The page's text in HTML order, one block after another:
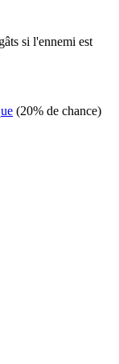
si l'ennemi est
(20% de chance)